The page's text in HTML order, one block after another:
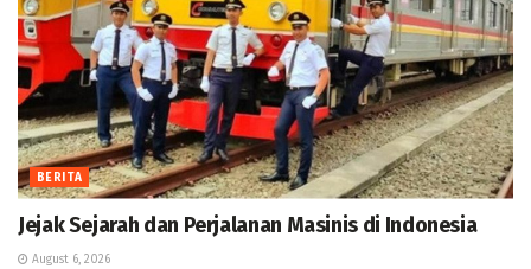
BERITA
Jejak Sejarah dan Perjalanan Masinis di Indonesia
August 6, 2026